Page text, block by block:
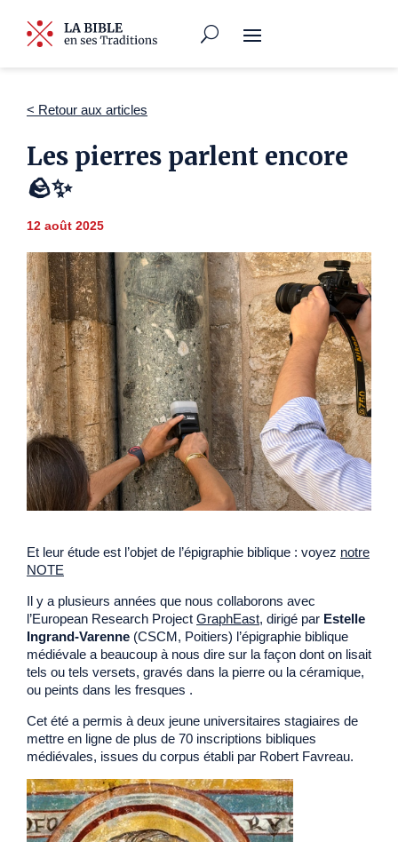
< Retour aux articles
Les pierres parlent encore
🪨✨
12 août 2025
Et leur étude est l’objet de l’épigraphie biblique : voyez notre
NOTE
Il y a plusieurs années que nous collaborons avec
l’European Research Project GraphEast, dirigé par Estelle
Ingrand-Varenne (CSCM, Poitiers) l’épigraphie biblique
médiévale a beaucoup à nous dire sur la façon dont on lisait
tels ou tels versets, gravés dans la pierre ou la céramique,
ou peints dans les fresques .
Cet été a permis à deux jeune universitaires stagiaires de
mettre en ligne de plus de 70 inscriptions bibliques
médiévales, issues du corpus établi par Robert Favreau.